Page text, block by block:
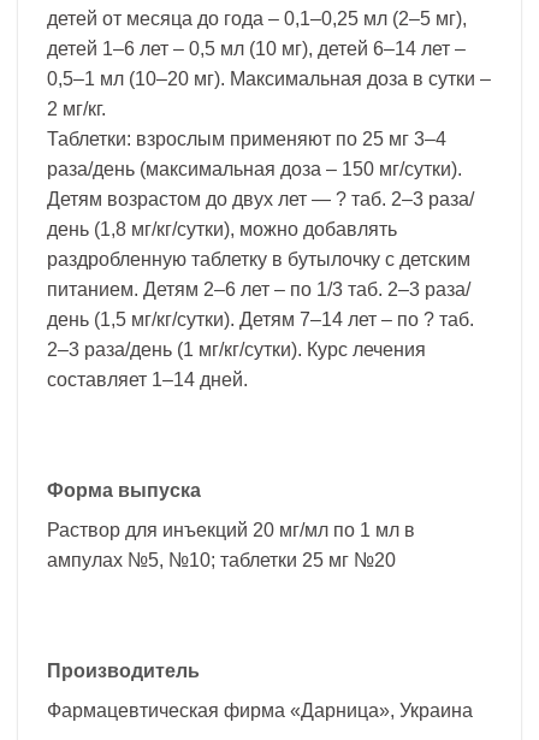
детей от месяца до года – 0,1–0,25 мл (2–5 мг),
детей 1–6 лет – 0,5 мл (10 мг), детей 6–14 лет –
0,5–1 мл (10–20 мг). Максимальная доза в сутки –
2 мг/кг.
Таблетки: взрослым применяют по 25 мг 3–4
раза/день (максимальная доза – 150 мг/сутки).
Детям возрастом до двух лет — ? таб. 2–3 раза/
день (1,8 мг/кг/сутки), можно добавлять
раздробленную таблетку в бутылочку с детским
питанием. Детям 2–6 лет – по 1/3 таб. 2–3 раза/
день (1,5 мг/кг/сутки). Детям 7–14 лет – по ? таб.
2–3 раза/день (1 мг/кг/сутки). Курс лечения
составляет 1–14 дней.
Форма выпуска
Раствор для инъекций 20 мг/мл по 1 мл в
ампулах №5, №10; таблетки 25 мг №20
Производитель
Фармацевтическая фирма «Дарница», Украина